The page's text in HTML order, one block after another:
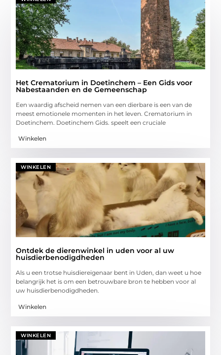
Het Crematorium in Doetinchem – Een Gids voor
Nabestaanden en de Gemeenschap
Een waardig afscheid nemen van een dierbare is een van de
meest emotionele momenten in het leven. Crematorium in
Doetinchem. Doetinchem Gids. speelt een cruciale
Winkelen
WINKELEN
Ontdek de dierenwinkel in uden voor al uw
huisdierbenodigdheden
Als u een trotse huisdiereigenaar bent in Uden, dan weet u hoe
belangrijk het is om een betrouwbare bron te hebben voor al
uw huisdierbenodigdheden.
Winkelen
WINKELEN